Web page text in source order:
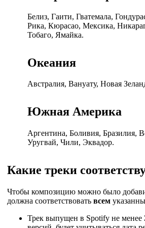
Белиз, Гаити, Гватемала,
Рика, Кюрасао, Мексика,
Тобаго, Ямайка.
Океания
Австралия, Вануату, Новая
Южная Америка
Аргентина, Боливия, Бразилия,
Уругвай, Чили, Эквадор.
Какие треки
Чтобы композицию можно было
должна соответствовать всем
Трек выпущен в Spotify не менее